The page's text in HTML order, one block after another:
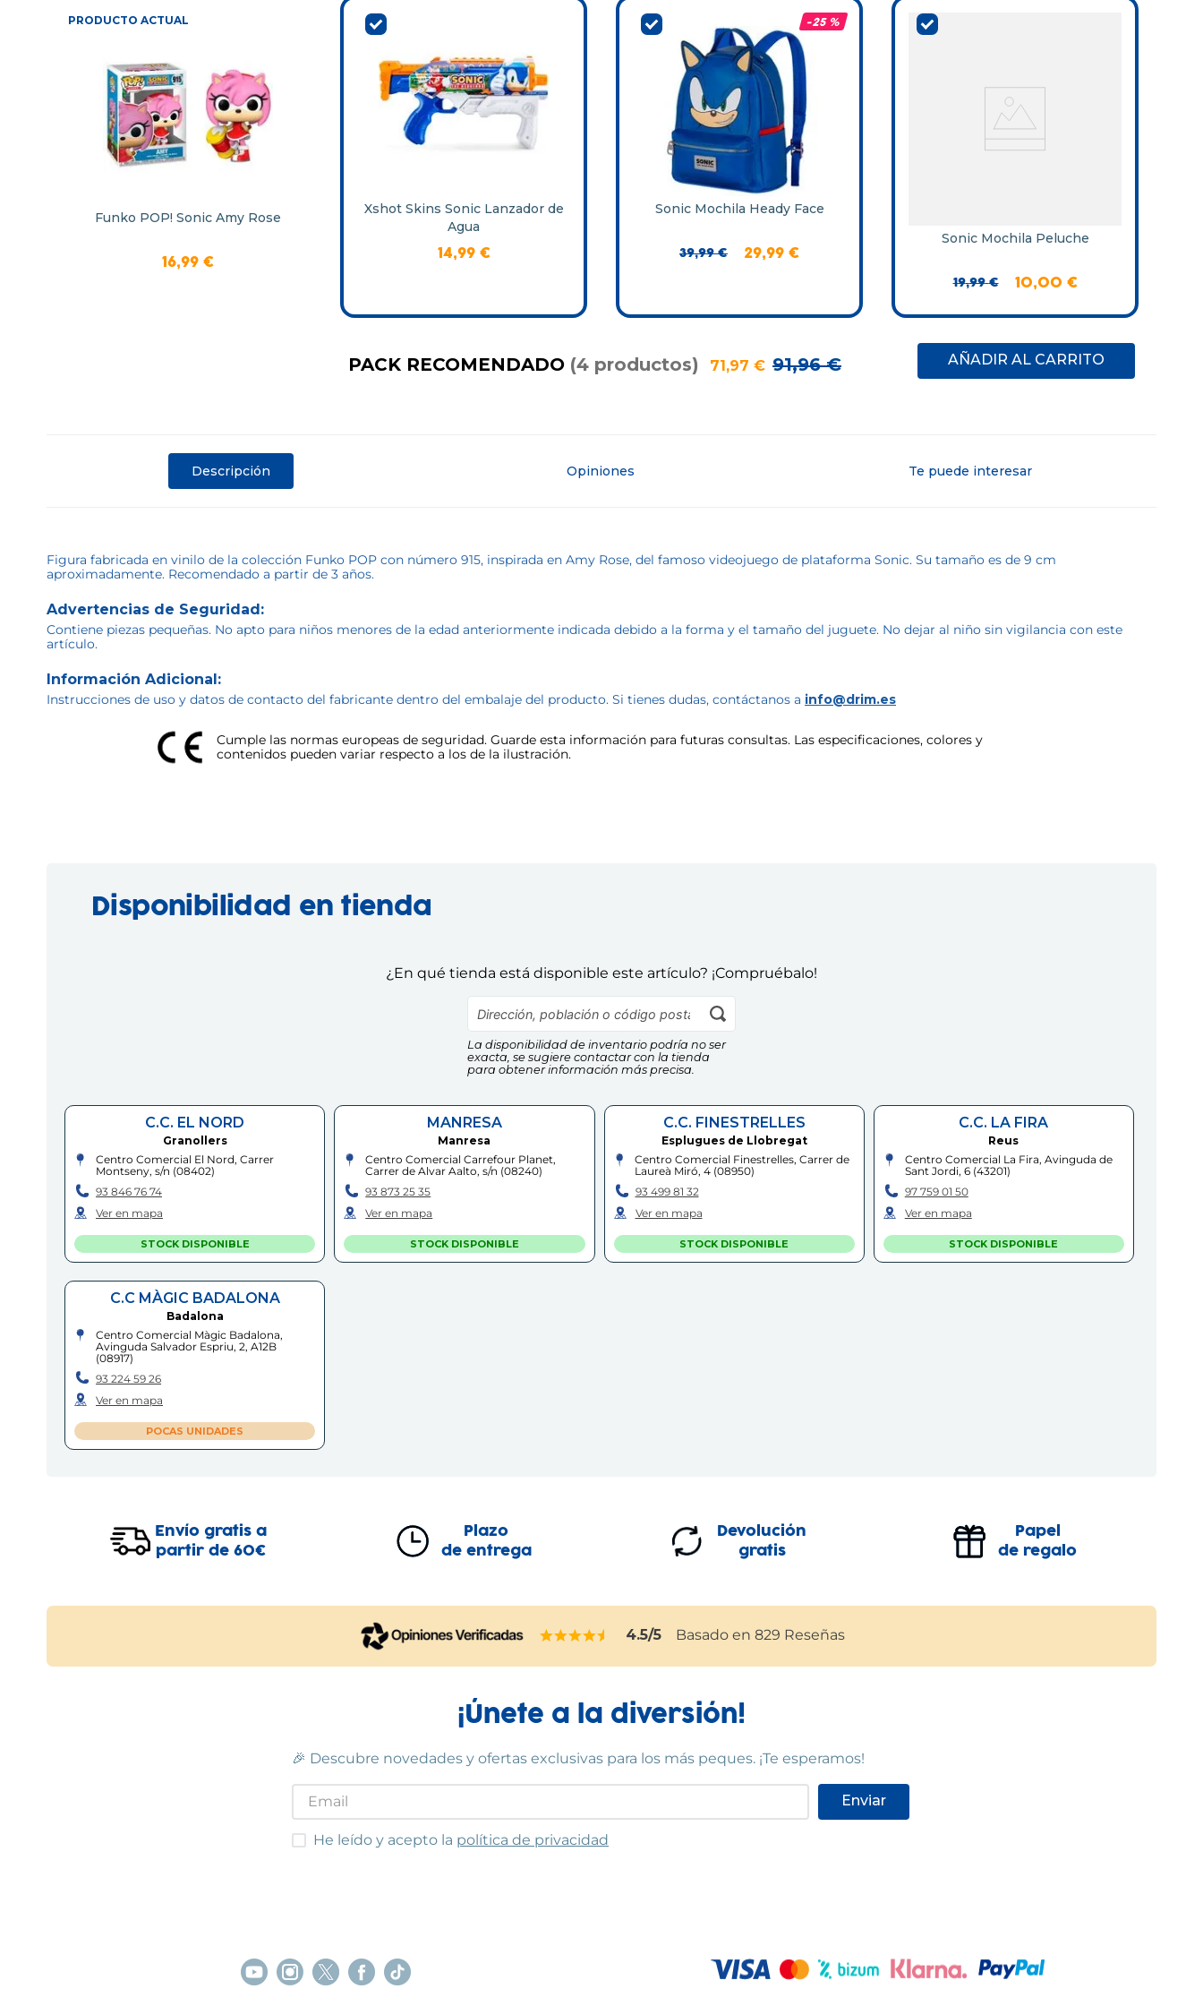
PRODUCTO ACTUAL
Funko POP! Sonic Amy Rose
16,99 €
Xshot Skins Sonic Lanzador de
Agua
14,99 €
-25 %
Sonic Mochila Heady Face
39,99 € 29,99 €
Sonic Mochila Peluche
19,99 € 10,00 €
PACK RECOMENDADO (4 productos) 71,97 € 91,96 € AÑADIR AL CARRITO
Descripción Opiniones Te puede interesar
Figura fabricada en vinilo de la colección Funko POP con número 915, inspirada en Amy Rose, del famoso videojuego de plataforma Sonic. Su tamaño es de 9 cm
aproximadamente. Recomendado a partir de 3 años.
Advertencias de Seguridad:
Contiene piezas pequeñas. No apto para niños menores de la edad anteriormente indicada debido a la forma y el tamaño del juguete. No dejar al niño sin vigilancia con este
artículo.
Información Adicional:
Instrucciones de uso y datos de contacto del fabricante dentro del embalaje del producto. Si tienes dudas, contáctanos a info@drim.es
Cumple las normas europeas de seguridad. Guarde esta información para futuras consultas. Las especificaciones, colores y
contenidos pueden variar respecto a los de la ilustración.
Disponibilidad en tienda
¿En qué tienda está disponible este artículo? ¡Compruébalo!
La disponibilidad de inventario podría no ser
exacta, se sugiere contactar con la tienda
para obtener información más precisa.
C.C. EL NORD
Granollers
Centro Comercial El Nord, Carrer
Montseny, s/n (08402)
93 846 76 74
Ver en mapa
STOCK DISPONIBLE
MANRESA
Manresa
Centro Comercial Carrefour Planet,
Carrer de Alvar Aalto, s/n (08240)
93 873 25 35
Ver en mapa
STOCK DISPONIBLE
C.C. FINESTRELLES
Esplugues de Llobregat
Centro Comercial Finestrelles, Carrer de
Laureà Miró, 4 (08950)
93 499 81 32
Ver en mapa
STOCK DISPONIBLE
C.C. LA FIRA
Reus
Centro Comercial La Fira, Avinguda de
Sant Jordi, 6(43201)
97 759 01 50
Ver en mapa
STOCK DISPONIBLE
C.C MÀGIC BADALONA
Badalona
Centro Comercial Màgic Badalona,
Avinguda Salvador Espriu, 2, A12B
(08917)
93 224 59 26
Ver en mapa
POCAS UNIDADES
Envío gratis a
partir de 60€
Plazo
de entrega
Devolución
gratis
Papel
de regalo
4.5/5 Basado en 829 Reseñas
¡Únete a la diversión!
🎉 Descubre novedades y ofertas exclusivas para los más peques. ¡Te esperamos!
Enviar
He leído y acepto las condiciones
He leído y acepto la política de privacidad